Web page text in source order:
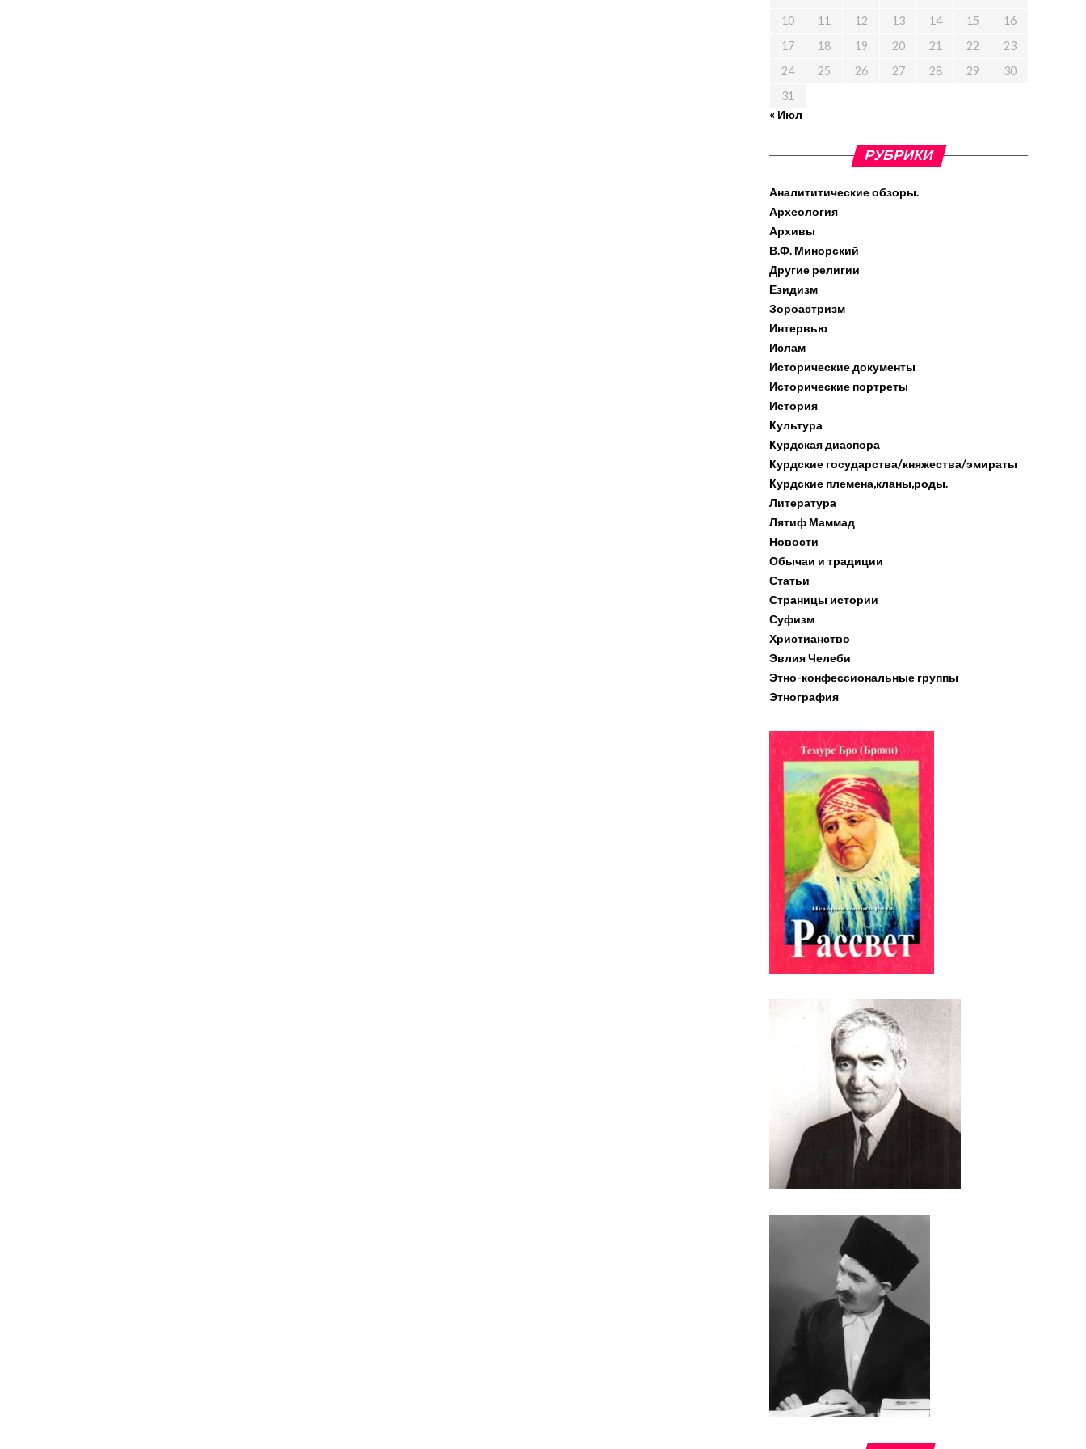
10
11 12 13 14 15
16
17
18 19 20 21 22
23
24
25 26 27 28 29
30
31
« Июл
РУБРИКИ
Аналититические обзоры.
Археология
Архивы
В.Ф. Минорский
Другие религии
Езидизм
Зороастризм
Интервью
Ислам
Исторические документы
Исторические портреты
История
Культура
Курдская диаспора
Курдские государства/княжества/эмираты
Курдские племена,кланы,роды.
Литература
Лятиф Маммад
Новости
Обычаи и традиции
Статьи
Страницы истории
Суфизм
Христианство
Эвлия Челеби
Этно-конфессиональные группы
Этнография